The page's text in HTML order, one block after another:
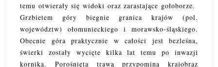
temu otwierały się widoki oraz zarastające gołoborze.
Grzbietem góry biegnie granica krajów (pol.
województw) ołomunieckiego i morawsko-śląskiego.
Obecnie góra praktycznie w całości jest bezleśna,
świerki zostały wycięte kilka lat temu po inwazji
kornika. Porośnięta trawą przypomina krajobraz